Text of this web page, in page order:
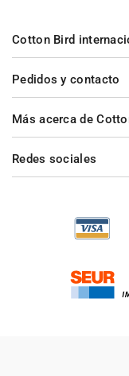
Pedidos y contacto
Más acerca de
Cotton Bird
Redes sociales